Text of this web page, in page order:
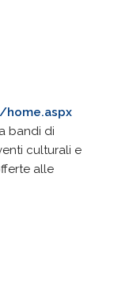
bandi di
culturali e
alle